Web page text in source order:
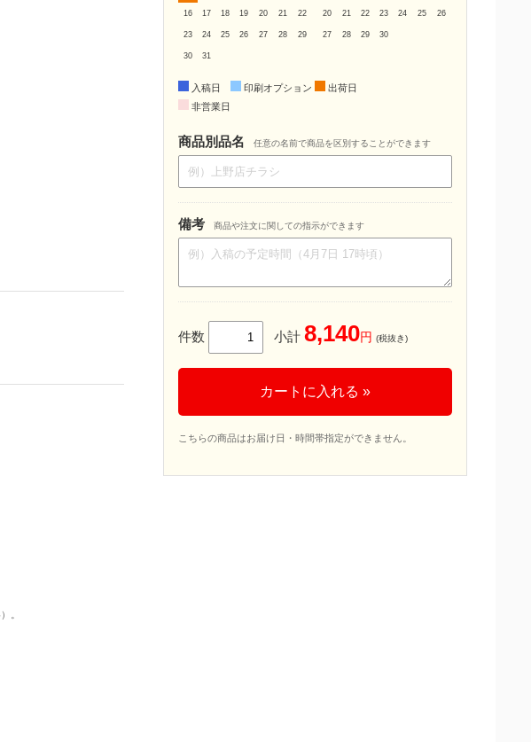
。
16 17 18 19 20 21 22
23 24 25 26 27 28 29
30 31
20 21 22 23 24 25 26
27 28 29 30
入稿日 印刷オプション
出荷日
非営業日
商品別品名 任意の名前で商品を区別することができます
備考 商品や注文に関しての指示ができます
件数 小計 8,140円 (税抜き)
カートに入れる »
こちらの商品はお届け日・時間帯指定ができません。